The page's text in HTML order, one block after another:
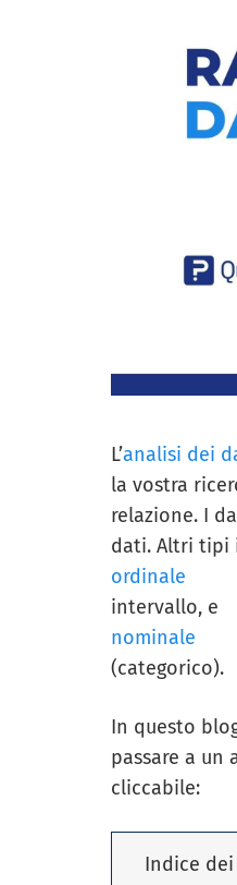
L’analisi dei
la vostra
relazione. I
dati. Altri tipi
ordinale
intervallo, e
nominale
(categorico).
In questo
passare a un
cliccabile:
Indice